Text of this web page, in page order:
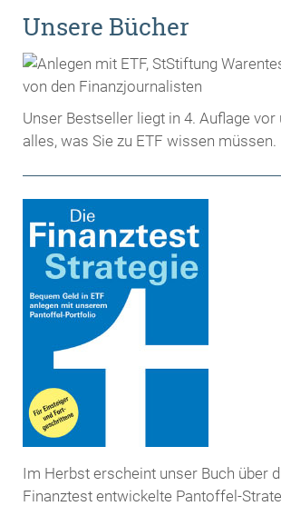
Unsere Bücher
Unser Bestseller liegt in 4. Auflage vor
alles, was Sie zu ETF wissen müssen.
Im Herbst erscheint unser Buch über
Finanztest entwickelte Pantoffel-